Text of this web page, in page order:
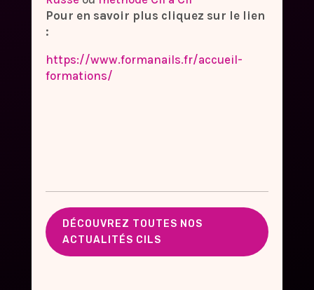
Pour en savoir plus cliquez sur le lien
:
https://www.formanails.fr/accueil-
formations/
DÉCOUVREZ TOUTES NOS
ACTUALITÉS CILS